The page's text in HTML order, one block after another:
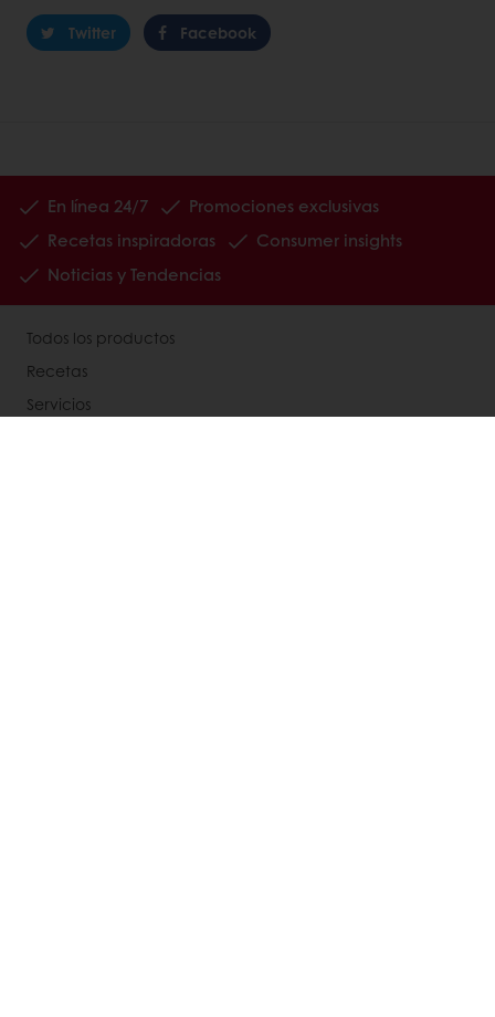
Twitter Facebook
En línea 24/7
Promociones exclusivas
Recetas inspiradoras
Consumer insights
Noticias y Tendencias
Todos los productos
Recetas
Servicios